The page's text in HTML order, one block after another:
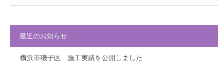
最近のお知らせ
横浜市磯子区 施工実績を公開しました